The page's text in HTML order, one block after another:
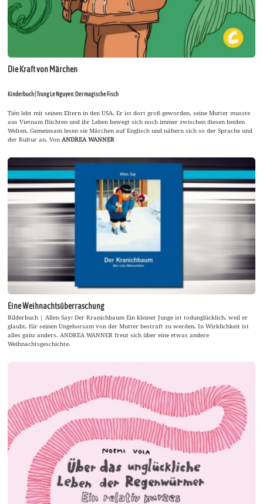
Die Kraft von Märchen
Kinderbuch | Trung Le Nguyen: Der magische Fisch
Tién lebt mit seinen Eltern in den USA. Er ist dort groß geworden, seine Mutter musste
aus Vietnam flüchten und ihr Leben bewegt sich noch immer zwischen diesen beiden
Welten. Gemeinsam lesen sie Märchen auf Englisch und nähern sich so der Sprache und
der Kultur an. Von ANDREA WANNER
Eine Weihnachtsüberraschung
Bilderbuch | Allen Say: Der Kranichbaum Ein kleiner Junge ist todunglücklich, weil er
glaubt, für seinen Ungehorsam von der Mutter bestraft zu werden. In Wirklichkeit ist
alles ganz anders. ANDREA WANNER freut sich über eine etwas andere
Weihnachtsgeschichte.